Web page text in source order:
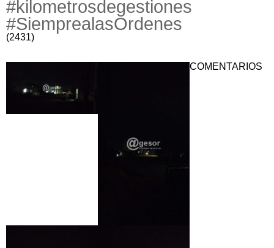
#kilometrosdegestiones
#SiemprealasOrdenes
(2431)
COMENTARIOS